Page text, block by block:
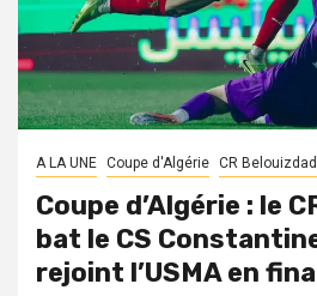
A LA UNE Coupe d'Algérie CR Belouizdad
Coupe d’Algérie : le
bat le CS
rejoint l’USMA en